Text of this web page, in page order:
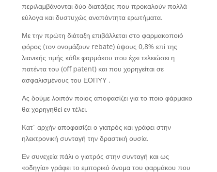
περιλαμβάνονται δύο διατάξεις που προκαλούν πολλά
εύλογα και δυστυχώς αναπάντητα ερωτήματα.
Με την πρώτη διάταξη επιβάλλεται στο φαρμακοποιό
φόρος (τον ονομάζουν rebate) ύψους 0,8% επί της
λιανικής τιμής κάθε φαρμάκου που έχει τελειώσει η
πατέντα του (off patent) και που χορηγείται σε
ασφαλισμένους του ΕΟΠΥΥ .
Ας δούμε λοιπόν ποιος αποφασίζει για το ποιο φάρμακο
θα χορηγηθεί εν τέλει.
Κατ΄ αρχήν αποφασίζει ο γιατρός και γράφει στην
ηλεκτρονική συνταγή την δραστική ουσία.
Εν συνεχεία πάλι ο γιατρός στην συνταγή και ως
«οδηγία» γράφει το εμπορικό όνομα του φαρμάκου που